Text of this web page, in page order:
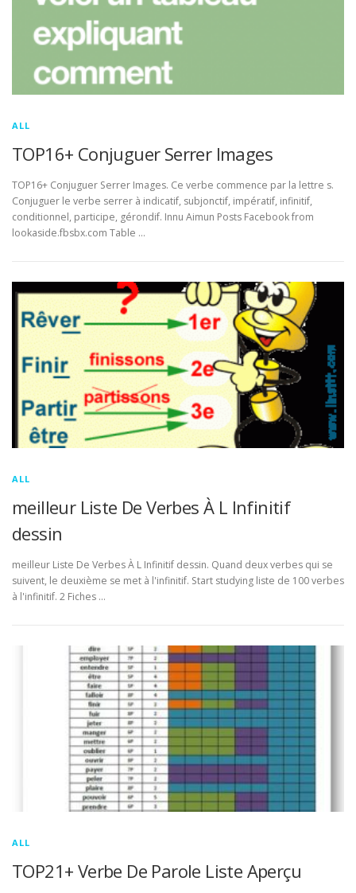
ALL
TOP16+ Conjuguer Serrer Images
TOP16+ Conjuguer Serrer Images. Ce verbe commence par la lettre s.
Conjuguer le verbe serrer à indicatif, subjonctif, impératif, infinitif,
conditionnel, participe, gérondif. Innu Aimun Posts Facebook from
lookaside.fbsbx.com Table …
ALL
meilleur Liste De Verbes À L Infinitif
dessin
meilleur Liste De Verbes À L Infinitif dessin. Quand deux verbes qui se
suivent, le deuxième se met à l'infinitif. Start studying liste de 100 verbes
à l'infinitif. 2 Fiches …
ALL
TOP21+ Verbe De Parole Liste Aperçu